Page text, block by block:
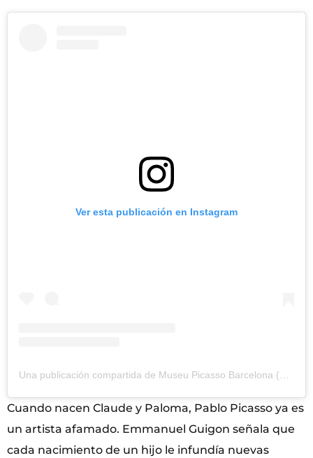
Ver esta publicación en Instagram
Una publicación compartida de Museu Picasso Barcelona (@museupicasso)
Cuando nacen Claude y Paloma, Pablo Picasso ya es
un artista afamado. Emmanuel Guigon señala que
cada nacimiento de un hijo le infundía nuevas